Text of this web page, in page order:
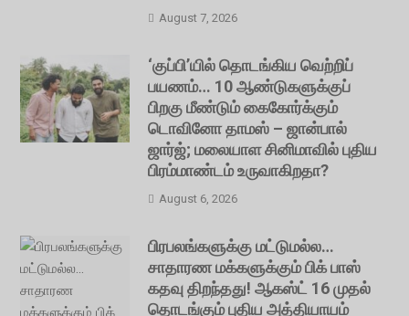
August 7, 2026
‘குப்பி’யில் தொடங்கிய வெற்றிப்
பயணம்… 10 ஆண்டுகளுக்குப்
பிறகு மீண்டும் கைகோர்க்கும்
டொவினோ தாமஸ் – ஜான்பால்
ஜார்ஜ்; மலையாள சினிமாவில் புதிய
பிரம்மாண்டம் உருவாகிறதா?
August 6, 2026
பிரபலங்களுக்கு மட்டுமல்ல…
சாதாரண மக்களுக்கும் பிக் பாஸ்
கதவு திறந்தது! ஆகஸ்ட் 16 முதல்
தொடங்கும் புதிய அத்தியாயம்